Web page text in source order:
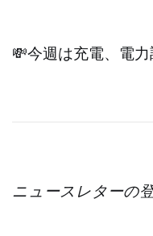
💸今週は充電、電
ニュースレターの